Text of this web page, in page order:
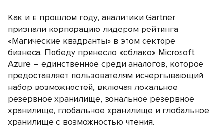
Как и в прошлом году, аналитики Gartner
признали корпорацию лидером рейтинга
«Магические квадранты» в этом секторе
бизнеса. Победу принесло «облако» Microsoft
Azure – единственное среди аналогов, которое
предоставляет пользователям исчерпывающий
набор возможностей, включая локальное
резервное хранилище, зональное резервное
хранилище, глобальное хранилище и глобальное
хранилище с возможностью чтения.